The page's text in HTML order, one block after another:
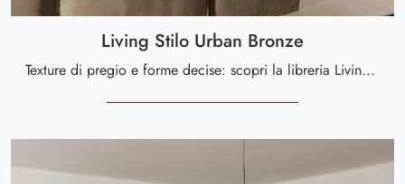
Living Stilo Urban Bronze
Texture di pregio e forme decise: scopri la libreria Living Stilo Urban Bronze di Scavolini tra le più esclusive Librerie moderne a muro.